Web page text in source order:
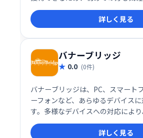
詳しく見る
バナーブリッジ
0.0 (0件)
バナーブリッジは、PC、スマート
ーフォンなど、あらゆるデバイス
す。多様なデバイスへの対応によ
への広告配信を可能にするサービ
詳しく見る